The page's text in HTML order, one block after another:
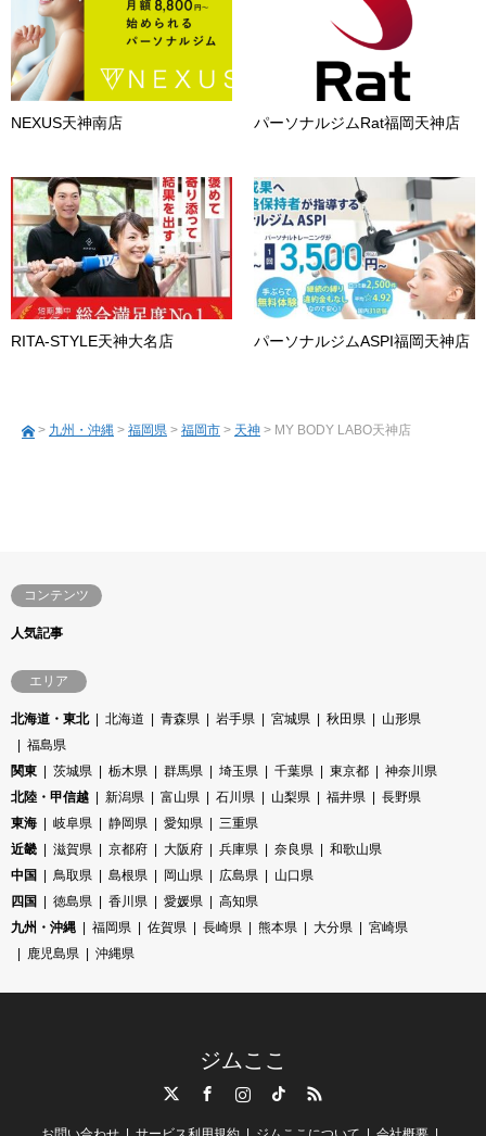
NEXUS天神南店 パーソナルジムRat福岡天神店
RITA-STYLE天神大名店 パーソナルジムASPI福岡天神店
> 九州・沖縄 > 福岡県 > 福岡市 > 天神 > MY BODY LABO天神店
コンテンツ
人気記事
エリア
北海道・東北 北海道 青森県 岩手県 宮城県 秋田県
山形県
福島県
関東
茨城県 栃木県 群馬県 埼玉県 千葉県 東京都
神奈川県
北陸・甲信越
新潟県 富山県 石川県 山梨県 福井県
長野県
東海
岐阜県 静岡県 愛知県
三重県
近畿
滋賀県 京都府 大阪府 兵庫県 奈良県
和歌山県
中国
鳥取県 島根県 岡山県 広島県
山口県
四国
徳島県 香川県 愛媛県
高知県
九州・沖縄
福岡県 佐賀県 長崎県 熊本県 大分県
宮崎県
鹿児島県
沖縄県
ジムここ
TikTok RSS